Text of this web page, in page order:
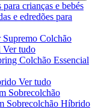
crianças e bebés
e edredões para
Supremo Colchão
Ver tudo
Colchão Essencial
Ver tudo
Sobrecolchão
Sobrecolchão Híbrido